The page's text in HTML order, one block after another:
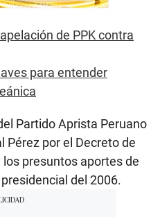
de PPK contra
para entender
Partido Aprista Peruano
Pérez por el Decreto de
los presuntos aportes de
del 2006.